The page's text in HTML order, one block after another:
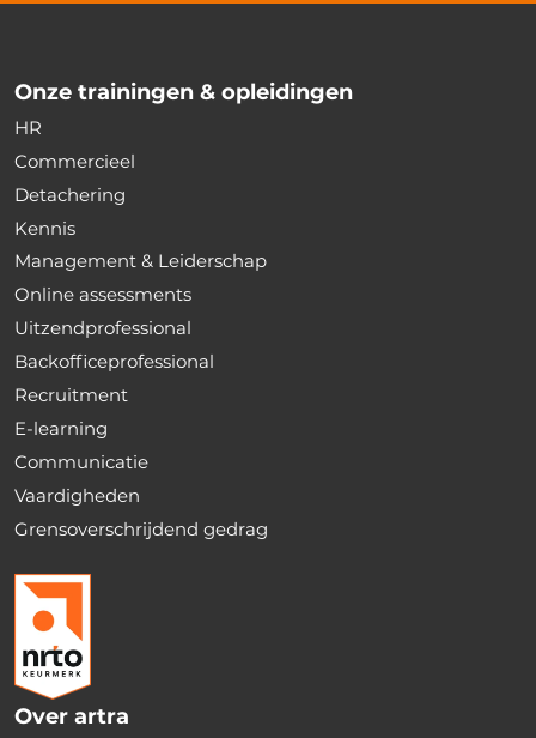
Onze trainingen & opleidingen
HR
Commercieel
Detachering
Kennis
Management & Leiderschap
Online assessments
Uitzendprofessional
Backofficeprofessional
Recruitment
E-learning
Communicatie
Vaardigheden
Grensoverschrijdend gedrag
Over artra